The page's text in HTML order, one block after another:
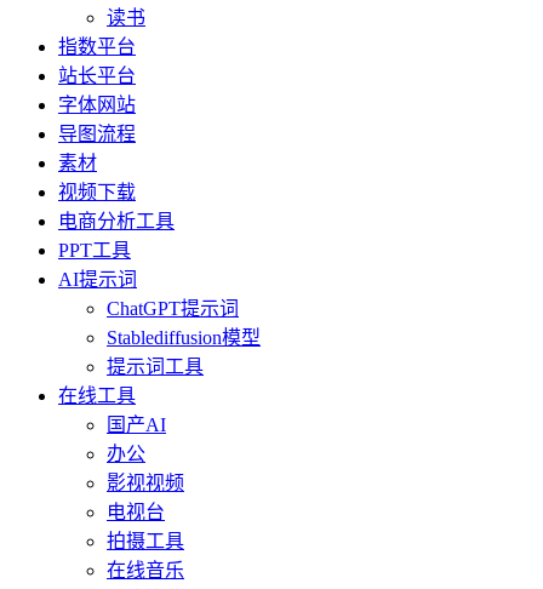
读书
指数平台
站长平台
字体网站
导图流程
素材
视频下载
电商分析工具
PPT工具
AI提示词
ChatGPT提示词
Stablediffusion模型
提示词工具
在线工具
国产AI
办公
影视视频
电视台
拍摄工具
在线音乐